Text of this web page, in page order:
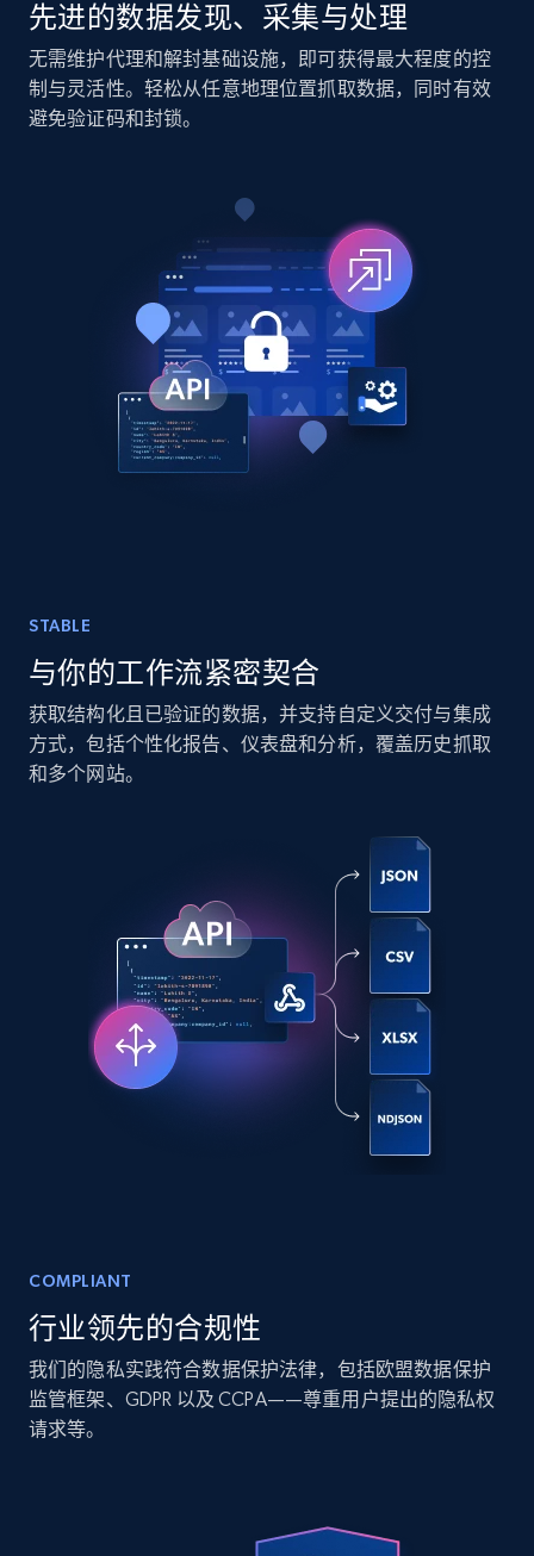
Social media
8.1K+ 716+
Amazon Reviews
URL, Product name, Product rating, Product
rating object, Product rating max, Rating,
Author name, Asin, and more.
eCommerce
7.4K+ 871+
URL, Post id, Description, Create time, Digg
count, and more.
Social media
Facebook - Pages Posts by Profile URL
URL, Post id, User url, User username raw,
Content, Date posted, Hashtags, Num
comments, and more.
Social media
立即购买
Indeed job listings information
Jobid, Company name, Date posted parsed, Job
title, Description text, Benefits, Qualifications,
Job type, and more.
Business
先进的数据发现、采集与处理
无需维护代理和解封基础设施，即可获得最大程度的控
制与灵活性。轻松从任意地理位置抓取数据，同时有效
避免验证码和封锁。
STABLE
与你的工作流紧密契合
获取结构化且已验证的数据，并支持自定义交付与集成
方式，包括个性化报告、仪表盘和分析，覆盖历史抓取
和多个网站。
COMPLIANT
行业领先的合规性
我们的隐私实践符合数据保护法律，包括欧盟数据保护
监管框架、GDPR 以及 CCPA——尊重用户提出的隐私权
请求等。